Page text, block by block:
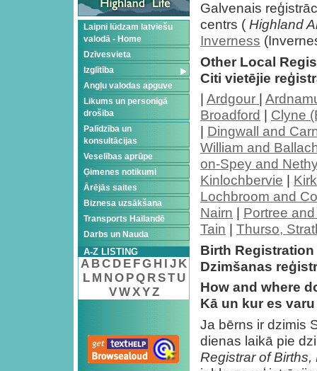
Laipni lūdzam latviešu
valodā - Home
Dzīvesvieta
Izglītība
Angļu valodas apguve
Likums un personīgā
drošība
Palīdzība un
konsultācijas
Veselības aprūpe
Ģimenes notikumi
Ārējās saites
Biznesa uzsākšana
Transports Hailandē
Darbs un Nauda
A-Z LISTING
A BC D E FG H I J K
L M N O PQ RST U
VWXYZ
Galvenais
centrs ( Highland
Inverness
Other Local
Citi vietējie
Ardgour
Broadford
Clyne
Dingwall and
William and
on-Spey and
Kinlochbervie
Lochbroom and
Nairn
Portree
Tain
Thurso,
Birth Registration
Dzimšanas
How and where
Kā un kur es
Ja bērns ir dzimis
dienas laikā pie
Registrar of